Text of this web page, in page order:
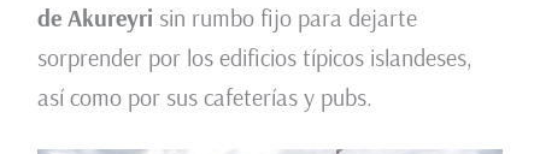
de Akureyri sin rumbo fijo para dejarte
sorprender por los edificios típicos islandeses,
así como por sus cafeterías y pubs.